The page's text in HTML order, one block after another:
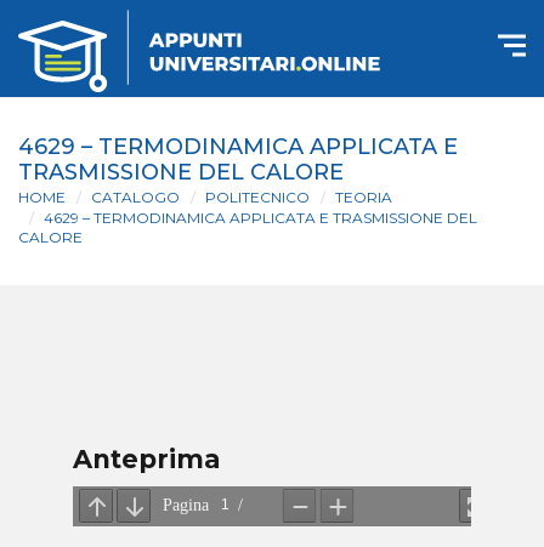
4629 – TERMODINAMICA APPLICATA E
TRASMISSIONE DEL CALORE
HOME CATALOGO POLITECNICO
TEORIA
4629 – TERMODINAMICA APPLICATA E TRASMISSIONE DEL
CALORE
Anteprima